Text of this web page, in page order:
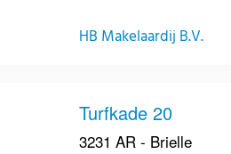
HB Makelaardij B.V.
Turfkade 20
3231 AR - Brielle